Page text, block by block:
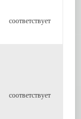
соответствует
соответствует